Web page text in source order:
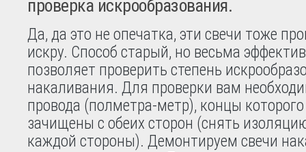
проверка искрообразования.
Да, да это не опечатка, эти свечи тоже
искру. Способ старый, но весьма
позволяет проверить степень
накаливания. Для проверки вам
провода (полметра-метр), концы которого
зачищены с обеих сторон (снять
каждой стороны). Демонтируем свечи